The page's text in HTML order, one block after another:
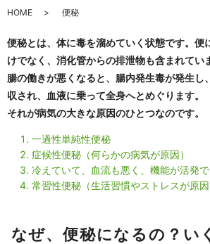
HOME 便秘
便秘とは、体に毒を溜めていく状態です。便
けでなく、消化管からの排泄物も含まれてい
腸の働きが悪くなると、腸内発生毒が発生し
収され、血液に乗って全身へとめぐります。
それが病気の大きな原因のひとつなのです。
一過性単純性便秘
症候性便秘（何らかの病気が原因）
冷えていて、血流も悪く、機能が活発で
常習性便秘（生活習慣やストレスが原因
なぜ、便秘になるの？い